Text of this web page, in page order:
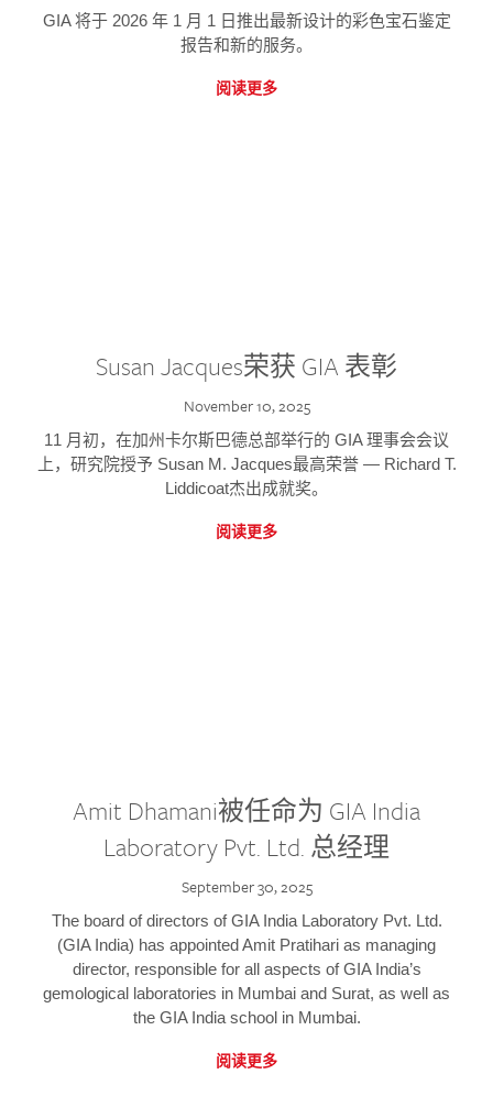
GIA 将于 2026 年 1 月 1 日推出最新设计的彩色宝石鉴定
报告和新的服务。
阅读更多
Susan Jacques荣获 GIA 表彰
November 10, 2025
11 月初，在加州卡尔斯巴德总部举行的 GIA 理事会会议
上，研究院授予 Susan M. Jacques最高荣誉 — Richard T.
Liddicoat杰出成就奖。
阅读更多
Amit Dhamani被任命为 GIA India
Laboratory Pvt. Ltd. 总经理
September 30, 2025
The board of directors of GIA India Laboratory Pvt. Ltd.
(GIA India) has appointed Amit Pratihari as managing
director, responsible for all aspects of GIA India’s
gemological laboratories in Mumbai and Surat, as well as
the GIA India school in Mumbai.
阅读更多